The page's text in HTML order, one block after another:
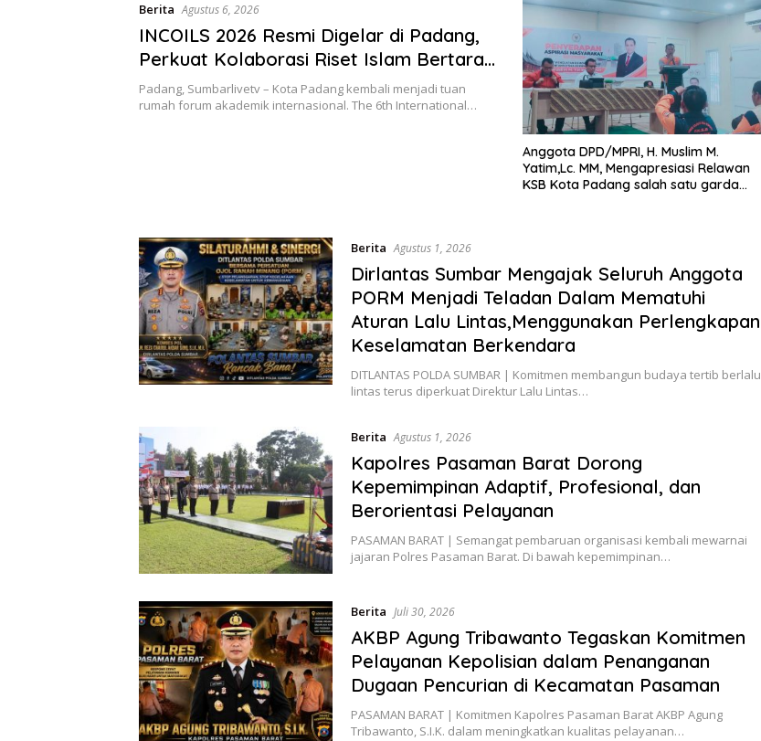
Berita Agustus 6, 2026
INCOILS 2026 Resmi Digelar di Padang,
Perkuat Kolaborasi Riset Islam Bertaraf
Internasional
Padang, Sumbarlivetv – Kota Padang kembali menjadi tuan
rumah forum akademik internasional. The 6th International…
Anggota DPD/MPRI, H. Muslim M.
Yatim,Lc. MM, Mengapresiasi Relawan
KSB Kota Padang salah satu garda
Berita Agustus 1, 2026
Dirlantas Sumbar Mengajak Seluruh Anggota
PORM Menjadi Teladan Dalam Mematuhi
Aturan Lalu Lintas,Menggunakan Perlengkapan
Keselamatan Berkendara
DITLANTAS POLDA SUMBAR | Komitmen membangun budaya tertib berlalu
lintas terus diperkuat Direktur Lalu Lintas…
Berita Agustus 1, 2026
Kapolres Pasaman Barat Dorong
Kepemimpinan Adaptif, Profesional, dan
Berorientasi Pelayanan
PASAMAN BARAT | Semangat pembaruan organisasi kembali mewarnai
jajaran Polres Pasaman Barat. Di bawah kepemimpinan…
Berita Juli 30, 2026
AKBP Agung Tribawanto Tegaskan Komitmen
Pelayanan Kepolisian dalam Penanganan
Dugaan Pencurian di Kecamatan Pasaman
PASAMAN BARAT | Komitmen Kapolres Pasaman Barat AKBP Agung
Tribawanto, S.I.K. dalam meningkatkan kualitas pelayanan…